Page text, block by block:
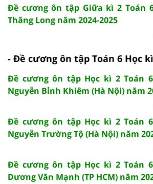
Đề cương ôn tập Giữa kì 2 Toán
Thăng Long năm 2024-2025
- Đề cương ôn tập Toán 6 Học
Đề cương ôn tập Học kì 2 Toán
Nguyễn Bỉnh Khiêm (Hà Nội) năm
Đề cương ôn tập Học kì 2 Toán
Nguyễn Trường Tộ (Hà Nội) năm
Đề cương ôn tập Học kì 2 Toán
Dương Văn Mạnh (TP HCM) năm